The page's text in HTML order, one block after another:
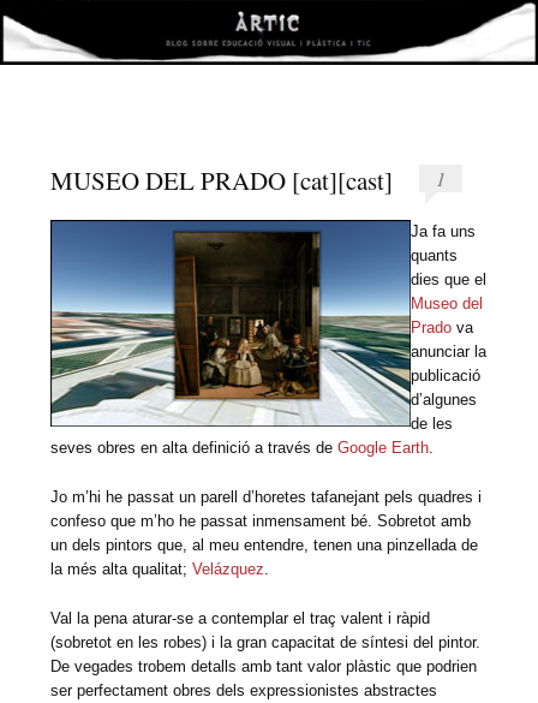
àrtic
VISUAL I PLÀSTICA I TIC
MUSEO DEL PRADO [cat][cast] 1
Ja fa uns
quants
dies que el
Museo del
Prado va
anunciar la
publicació
d’algunes
de les
seves obres en alta definició a través deGoogle Earth
Jo m’hi he passat un parell d’horetes tafanejant pels quadres i
confeso que m’ho he passat inmensament bé. Sobretot amb
un dels pintors que, al meu entendre, tenen una pinzellada de
la més alta qualitat;Velázquez
Val la pena aturar-se a contemplar el traç valent i ràpid
(sobretot en les robes) i la gran capacitat de síntesi del pintor.
De vegades trobem detalls amb tant valor plàstic que podrien
ser perfectament obres dels expressionistes abstractes